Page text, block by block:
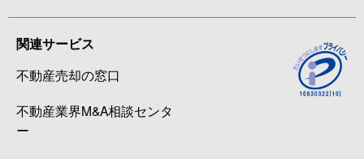
関連サービス
不動産売却の窓口
不動産業界M&A相談センタ
ー